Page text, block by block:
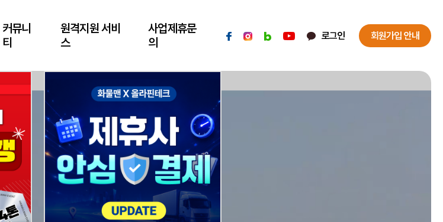
커뮤니
티
원격지원 서비
스
사업제휴문
의
로그인 회원가입 안내